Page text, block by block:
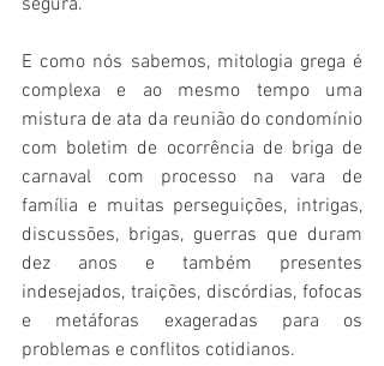
segura.
E como nós sabemos, mitologia grega é
complexa e ao mesmo tempo uma
mistura de ata da reunião do condomínio
com boletim de ocorrência de briga de
carnaval com processo na vara de
família e muitas perseguições, intrigas,
discussões, brigas, guerras que duram
dez anos e também presentes
indesejados, traições, discórdias, fofocas
e metáforas exageradas para os
problemas e conflitos cotidianos.